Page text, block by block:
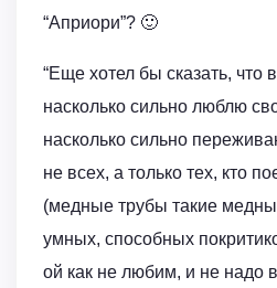
“Априори”? 🙂
“Еще хотел бы сказать, что
насколько сильно люблю
насколько сильно
не всех, а только тех, кто
(медные трубы такие
умных, способных
ой как не любим, и не надо